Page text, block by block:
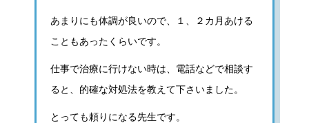
あまりにも体調が良いので、１、２カ月あける
こともあったくらいです。
仕事で治療に行けない時は、電話などで相談す
ると、的確な対処法を教えて下さいました。
とっても頼りになる先生です。